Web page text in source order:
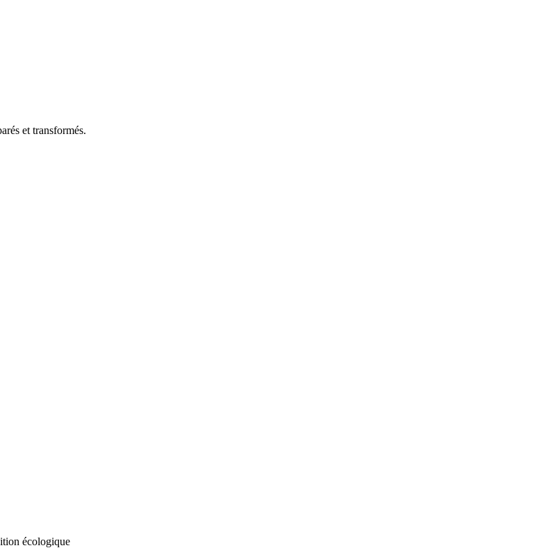
et transformés.
écologique